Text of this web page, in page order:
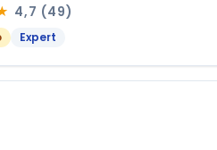
4,7 (49)
Expert